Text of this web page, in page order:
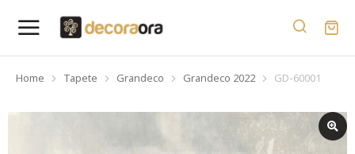
You are here:
Home Tapete Grandeco Grandeco 2022 GD-60001